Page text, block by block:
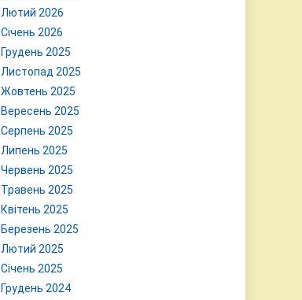
Лютий 2026
Січень 2026
Грудень 2025
Листопад 2025
Жовтень 2025
Вересень 2025
Серпень 2025
Липень 2025
Червень 2025
Травень 2025
Квітень 2025
Березень 2025
Лютий 2025
Січень 2025
Грудень 2024